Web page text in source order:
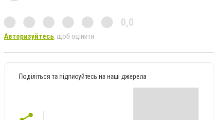
0,0
Авторизуйтесь, щоб оцінити
Поділіться та підписуйтесь на наші джерела